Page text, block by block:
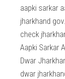
aapki sarkar
jharkhand
check
Aapki Sarkar
Dwar
dwar